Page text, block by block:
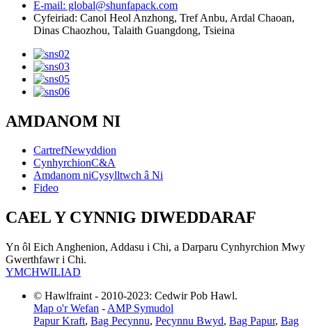
E-mail: global@shunfapack.com
Cyfeiriad: Canol Heol Anzhong, Tref Anbu, Ardal Chaoan,
Dinas Chaozhou, Talaith Guangdong, Tsieina
AMDANOM NI
CartrefNewyddion
CynhyrchionC&A
Amdanom niCysylltwch â Ni
Fideo
CAEL Y CYNNIG DIWEDDARAF
Yn ôl Eich Anghenion, Addasu i Chi, a Darparu Cynhyrchion Mwy
Gwerthfawr i Chi.
YMCHWILIAD
© Hawlfraint - 2010-2023: Cedwir Pob Hawl.
Map o'r Wefan - AMP Symudol
Papur Kraft, Bag Pecynnu, Pecynnu Bwyd, Bag Papur, Bag